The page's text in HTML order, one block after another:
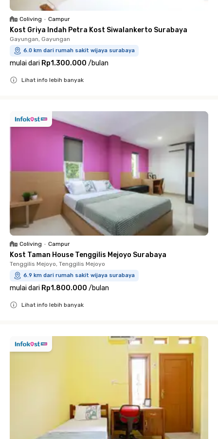
Coliving • Campur
Kost Griya Indah Petra Kost Siwalankerto Surabaya
Gayungan, Gayungan
6.0 km dari rumah sakit wijaya surabaya
mulai dari Rp1.300.000 /bulan
Lihat info lebih banyak
Coliving • Campur
Kost Taman House Tenggilis Mejoyo Surabaya
Tenggilis Mejoyo, Tenggilis Mejoyo
6.9 km dari rumah sakit wijaya surabaya
mulai dari Rp1.800.000 /bulan
Lihat info lebih banyak